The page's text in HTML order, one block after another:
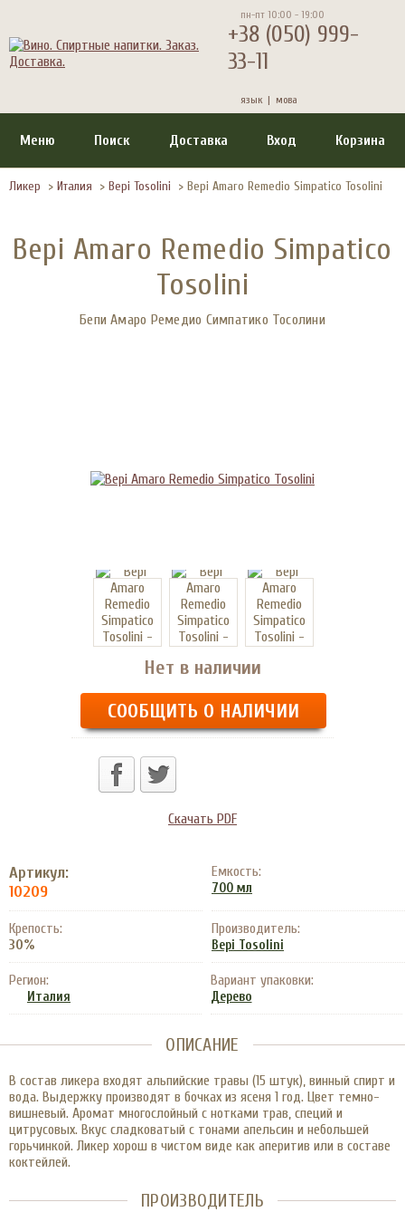
пн-пт 10:00 - 19:00
+38 (050) 999-
33-11
язык | мова
Меню Поиск Доставка Вход Корзина
Ликер > Италия > Bepi Tosolini > Bepi Amaro Remedio Simpatico Tosolini
Bepi Amaro Remedio Simpatico
Tosolini
Бепи Амаро Ремедио Симпатико Тосолини
Нет в наличии
СООБЩИТЬ О НАЛИЧИИ
Скачать PDF
Артикул:
10209
Емкость:
700 мл
Крепость:
30%
Производитель:
Bepi Tosolini
Регион:
Италия
Вариант упаковки:
Дерево
ОПИСАНИЕ
В состав ликера входят альпийские травы (15 штук), винный спирт и
вода. Выдержку производят в бочках из ясеня 1 год. Цвет темно-
вишневый. Аромат многослойный с нотками трав, специй и
цитрусовых. Вкус сладковатый с тонами апельсин и небольшей
горьчинкой. Ликер хорош в чистом виде как аперитив или в составе
коктейлей.
ПРОИЗВОДИТЕЛЬ